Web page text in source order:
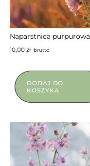
Naparstnica purpurowa
10,00 złbrutto
DODAJ DO
KOSZYKA